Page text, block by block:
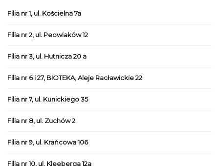
Filia nr 1, ul. Kościelna 7a
Filia nr 2, ul. Peowiaków 12
Filia nr 3, ul. Hutnicza 20 a
Filia nr 6 i 27, BIOTEKA, Aleje Racławickie 22
Filia nr 7, ul. Kunickiego 35
Filia nr 8, ul. Zuchów 2
Filia nr 9, ul. Krańcowa 106
Filia nr 10, ul. Kleeberga 12a